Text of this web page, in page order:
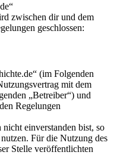
zwischen dir und dem
geschlossen:
(im Folgenden
mit dem
„Betreiber“) und
Regelungen
einverstanden bist, so
Für die Nutzung des
Stelle veröffentlichten